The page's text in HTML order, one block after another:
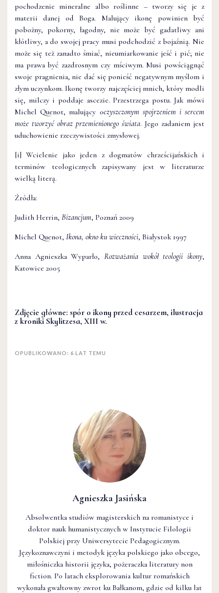
Agnieszka Jasińska
Absolwentka studiów magisterskich na romanistyce i
doktor nauk humanistycznych w Instytucie Filologii
Polskiej przy Uniwersytecie Pedagogicznym.
Językoznawczyni i metodyk języka polskiego jako obcego,
miłośniczka historii języka, pożeraczka literatury non
fiction. Po latach eksplorowania kultur romańskich
wykonała gwałtowny zwrot ku Bałkanom, gdzie od kilku lat
pochodzenie mineralne albo roślinne – tworzy się je z
materii danej od Boga. Malujący ikonę powinien być
pobożny, pokorny, łagodny, nie może być gadatliwy ani
kłótliwy, a do swojej pracy musi podchodzić z bojaźnią. Nie
może się też zanadto śmiać, nieumiarkowanie jeść i pić; nie
ma prawa być zazdrosnym czy mściwym. Musi powściągnąć
swoje pragnienia, nie dać się ponieść negatywnym myślom i
złym uczynkom. Ikonę tworzy najczęściej mnich, który modli
się, milczy i poddaje ascezie. Przestrzega postu. Jak mówi
Michel Quenot, malujący oczyszczonym spojrzeniem i sercem
może tworzyć obraz przemienionego świata. Jego zadaniem jest
uduchowienie rzeczywistości zmysłowej.
[i] Wcielenie jako jeden z dogmatów chrześcijańskich i
terminów teologicznych zapisywany jest w literaturze
wielką literą.
Źródła:
Judith Herrin, Bizancjum, Poznań 2009
Michel Quenot, Ikona, okno ku wieczności, Białystok 1997
Anna Agnieszka Wyparło, Rozważania wokół teologii ikony,
Katowice 2005
Zdjęcie główne: spór o ikony przed cesarzem, ilustracja
z kroniki Skylitzesa, XIII w.
OPUBLIKOWANO: 6 LAT TEMU